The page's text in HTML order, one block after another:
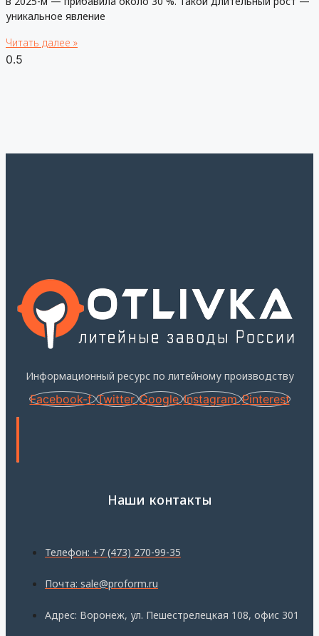
уникальное явление
Читать далее »
Информационный ресурс по литейному производству
Facebook-f Twitter Google Instagram Pinterest
Наши контакты
Телефон: +7 (473) 270-99-35
Почта: sale@proform.ru
Адрес: Воронеж, ул. Пешестрелецкая 108, офис 301